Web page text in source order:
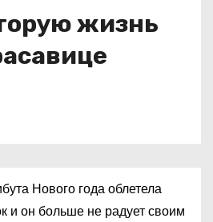
жизнь
Нового года облетела
и он больше не радует своим